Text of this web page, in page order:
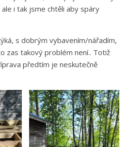
i tak jsme chtěli aby spáry
s dobrým vybavením/nářadím,
zas takový problém není.. Totiž
předtím je neskutečně